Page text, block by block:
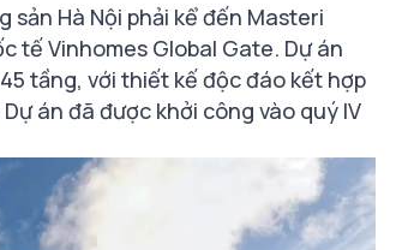
Hà Nội phải kể đến Masteri
tế Vinhomes Global Gate. Dự án
tầng, với thiết kế độc đáo kết hợp
án đã được khởi công vào quý IV